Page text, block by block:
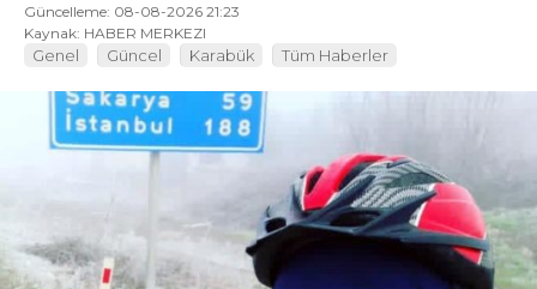
Güncelleme: 08-08-2026 21:23
Kaynak: HABER MERKEZI
Genel Güncel Karabük Tüm Haberler